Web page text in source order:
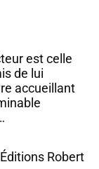
est celle
de lui
accueillant
Robert